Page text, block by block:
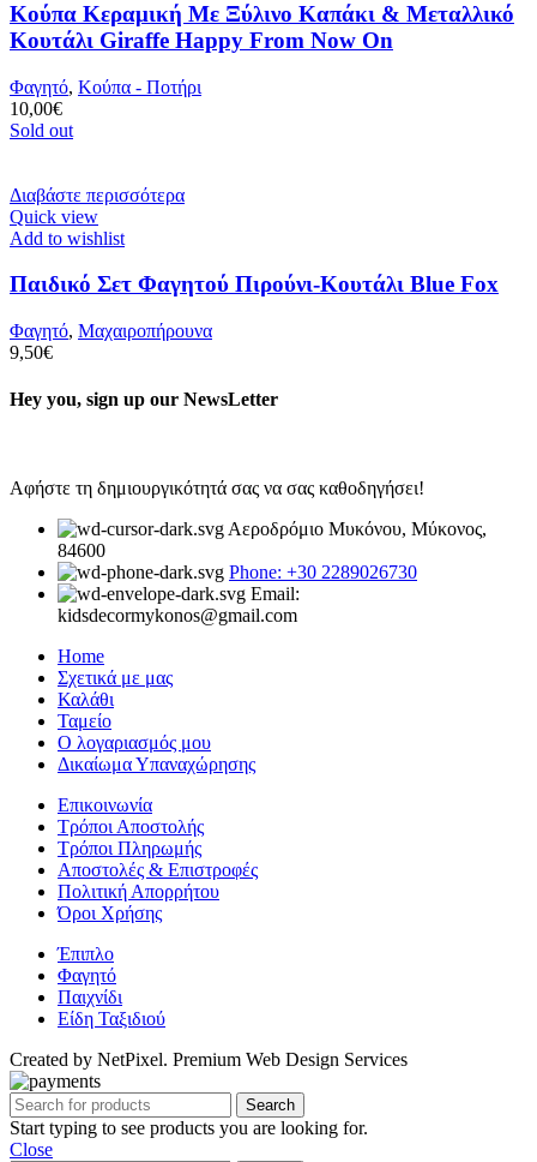
Κούπα Κεραμική Με Ξύλινο Καπάκι & Μεταλλικό
Κουτάλι Giraffe Happy From Now On
Φαγητό, Κούπα - Ποτήρι
10,00€
Sold out
Διαβάστε περισσότερα
Quick view
Add to wishlist
Παιδικό Σετ Φαγητού Πιρούνι-Κουτάλι Blue Fox
Φαγητό, Μαχαιροπήρουνα
9,50€
Hey you, sign up our NewsLetter
Αφήστε τη δημιουργικότητά σας να σας καθοδηγήσει!
Αεροδρόμιο Μυκόνου, Μύκονος,
84600
Phone: +30 2289026730
Email:
kidsdecormykonos@gmail.com
Home
Σχετικά με μας
Καλάθι
Ταμείο
Ο λογαριασμός μου
Δικαίωμα Υπαναχώρησης
Επικοινωνία
Τρόποι Αποστολής
Τρόποι Πληρωμής
Αποστολές & Επιστροφές
Πολιτική Απορρήτου
Όροι Χρήσης
Έπιπλο
Φαγητό
Παιχνίδι
Είδη Ταξιδιού
Created by NetPixel. Premium Web Design Services
Search
Start typing to see products you are looking for.
Close